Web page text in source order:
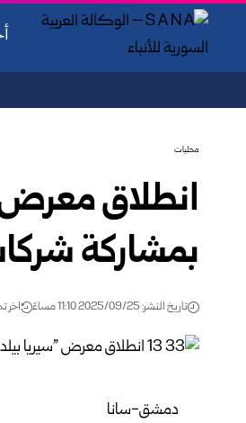
محليات
انطلاق معرض
بمشاركة
تاريخ النشر: 2025/09/25 11:10 مساءً اخر تحديث:
دمشق-سانا